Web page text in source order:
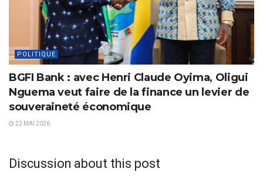
POLITIQUE
BGFI Bank : avec Henri Claude Oyima, Oligui
Nguema veut faire de la finance un levier de
souveraineté économique
22 MAI 2026
Discussion about this post